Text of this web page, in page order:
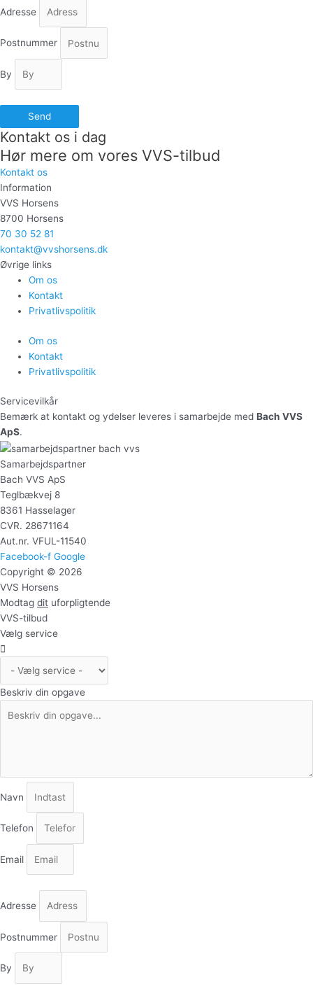
Adresse
Postnummer
By
Send
Kontakt os i dag
Hør mere om vores VVS-tilbud
Kontakt os
Information
VVS Horsens
8700 Horsens
70 30 52 81
kontakt@vvshorsens.dk
Øvrige links
Om os
Kontakt
Privatlivspolitik
Om os
Kontakt
Privatlivspolitik
Servicevilkår
Bemærk at kontakt og ydelser leveres i samarbejde med Bach VVS
ApS.
Samarbejdspartner
Bach VVS ApS
Teglbækvej 8
8361 Hasselager
CVR. 28671164
Aut.nr. VFUL-11540
Facebook-f Google
Copyright © 2026
VVS Horsens
Modtag dit uforpligtende
VVS-tilbud
Vælg service
Beskriv din opgave
Navn
Telefon
Email
Adresse
Postnummer
By